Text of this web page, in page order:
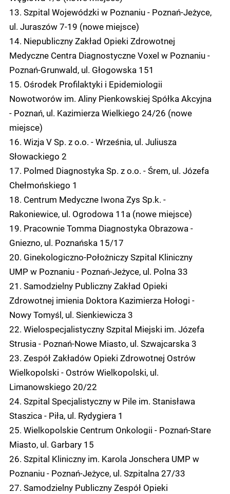
13. Szpital Wojewódzki w Poznaniu - Poznań-Jeżyce,
ul. Juraszów 7-19 (nowe miejsce)
14. Niepubliczny Zakład Opieki Zdrowotnej
Medyczne Centra Diagnostyczne Voxel w Poznaniu -
Poznań-Grunwald, ul. Głogowska 151
15. Ośrodek Profilaktyki i Epidemiologii
Nowotworów im. Aliny Pienkowskiej Spółka Akcyjna
- Poznań, ul. Kazimierza Wielkiego 24/26 (nowe
miejsce)
16. Wizja V Sp. z o.o. - Września, ul. Juliusza
Słowackiego 2
17. Polmed Diagnostyka Sp. z o.o. - Śrem, ul. Józefa
Chełmońskiego 1
18. Centrum Medyczne Iwona Zys Sp.k. -
Rakoniewice, ul. Ogrodowa 11a (nowe miejsce)
19. Pracownie Tomma Diagnostyka Obrazowa -
Gniezno, ul. Poznańska 15/17
20. Ginekologiczno-Położniczy Szpital Kliniczny
UMP w Poznaniu - Poznań-Jeżyce, ul. Polna 33
21. Samodzielny Publiczny Zakład Opieki
Zdrowotnej imienia Doktora Kazimierza Hołogi -
Nowy Tomyśl, ul. Sienkiewicza 3
22. Wielospecjalistyczny Szpital Miejski im. Józefa
Strusia - Poznań-Nowe Miasto, ul. Szwajcarska 3
23. Zespół Zakładów Opieki Zdrowotnej Ostrów
Wielkopolski - Ostrów Wielkopolski, ul.
Limanowskiego 20/22
24. Szpital Specjalistyczny w Pile im. Stanisława
Staszica - Piła, ul. Rydygiera 1
25. Wielkopolskie Centrum Onkologii - Poznań-Stare
Miasto, ul. Garbary 15
26. Szpital Kliniczny im. Karola Jonschera UMP w
Poznaniu - Poznań-Jeżyce, ul. Szpitalna 27/33
27. Samodzielny Publiczny Zespół Opieki